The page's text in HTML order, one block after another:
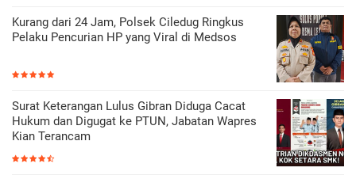
Kurang dari 24 Jam, Polsek Ciledug Ringkus
Pelaku Pencurian HP yang Viral di Medsos
Surat Keterangan Lulus Gibran Diduga Cacat
Hukum dan Digugat ke PTUN, Jabatan Wapres
Kian Terancam